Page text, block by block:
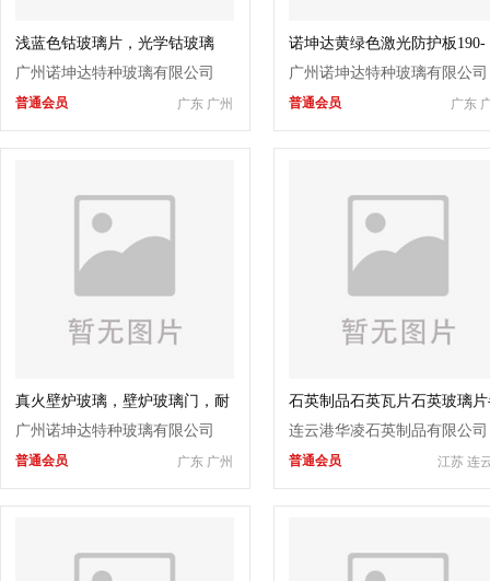
浅蓝色钴玻璃片，光学钴玻璃
片，蓝色观火镜，水泥厂用，诺
坤达
广州诺坤达特种玻璃有限公司
广东 广州
普通会员
诺坤达黄绿色激光防护板190-
450&850-1100nm，防激光保
窗
广州诺坤达特种玻璃有限公司
广东
普通会员
真火壁炉玻璃，壁炉玻璃门，耐
高温玻璃,柴火炉玻璃,肖特壁炉
玻璃
广州诺坤达特种玻璃有限公司
广东 广州
普通会员
石英制品石英瓦片石英玻璃
弧形片深加工石英片石英舟片
连云港华凌石英制品有限公司
江苏 连
普通会员